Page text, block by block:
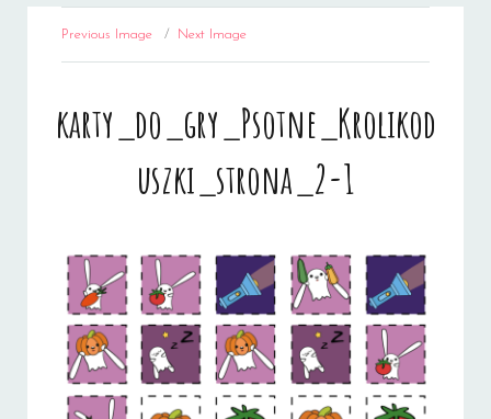
Previous Image Next Image
karty_do_gry_Psotne_Krolikod
uszki_strona_2-1